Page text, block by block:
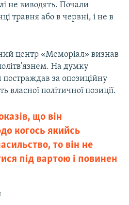
не виводять. Почали
травня або в червні, і не в
центр «Меморіал» визнав
На думку
постраждав за опозиційну
власної політичної позиції.
що він
когось якийсь
то він не
під вартою і повинен